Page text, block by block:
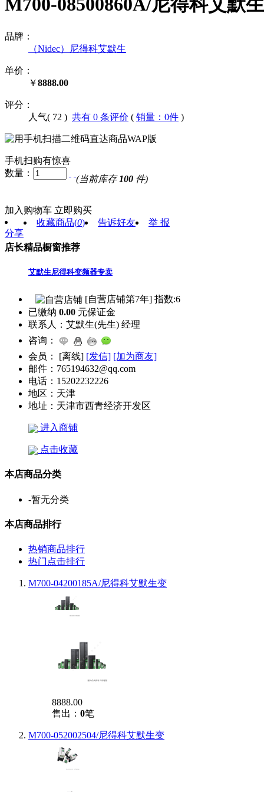
品牌：
（Nidec）尼得科艾默生
单价：
￥8888.00
评分：
人气( 72 ) 共有 0 条评价 ( 销量：0件 )
手机扫购有惊喜
数量：
(当前库存 100 件)
加入购物车 立即购买
分享
收藏商品(0) 告诉好友 举 报
店长精品橱窗推荐
艾默生尼得科变频器专卖
[自营店铺第7年] 指数:6
已缴纳 0.00 元保证金
联系人： 艾默生(先生) 经理
咨询：
会员：
[离线] [发信] [加为商友]
邮件： 765194632@qq.com
电话： 15202232226
地区： 天津
地址： 天津市西青经济开发区
进入商铺
点击收藏
本店商品分类
-暂无分类
本店商品排行
热销商品排行
热门点击排行
M700-04200185A/尼得科艾默生变
8888.00
售出： 0笔
M700-052002504/尼得科艾默生变